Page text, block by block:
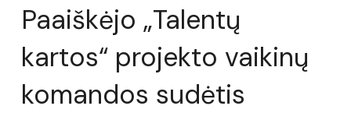
Paaiškėjo „Talentų
kartos“ projekto vaikinų
komandos sudėtis